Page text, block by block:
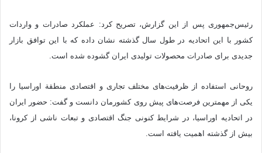
رئیس‌جمهوری پس از این گزارش، تصریح کرد: عملکرد صادرات و واردات
کشور با این اتحادیه در طول سال گذشته نشان داده که با این توافق بازار
جدیدی برای صادرات محصولات تولیدی ایران گشوده شده است.
روحانی استفاده از ظرفیت‌های مختلف تجاری و اقتصادی منطقة اوراسیا را
یکی از مهمترین فرصت‌های پیش روی کشورمان دانست و گفت: حضور ایران
در اتحادیه اوراسیا، در شرایط کنونی جنگ اقتصادی و تبعات ناشی از کرونا،
بیش از گذشته اهمیت یافته است.